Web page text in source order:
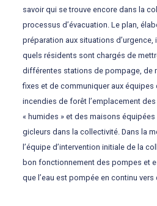
savoir qui se trouve encore dans la
processus d’évacuation. Le plan,
préparation aux situations
quels résidents sont chargés de
différentes stations de pompage, de
fixes et de communiquer aux équipes
incendies de forêt l’emplacement
« humides » et des maisons
gicleurs dans la collectivité. Dans la
l’équipe d’intervention initiale de la
bon fonctionnement des pompes et
que l’eau est pompée en continu